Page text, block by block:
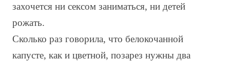
захочется ни сексом заниматься, ни детей
рожать.
Сколько раз говорила, что белокочанной
капусте, как и цветной, позарез нужны два